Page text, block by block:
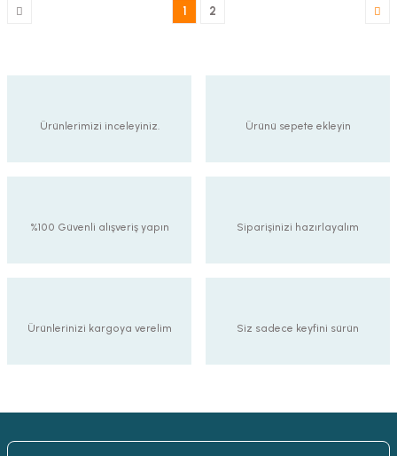
1 2
Ürünlerimizi inceleyiniz. Ürünü sepete ekleyin
%100 Güvenli alışveriş yapın Siparişinizi hazırlayalım
Ürünlerinizi kargoya verelim Siz sadece keyfini sürün